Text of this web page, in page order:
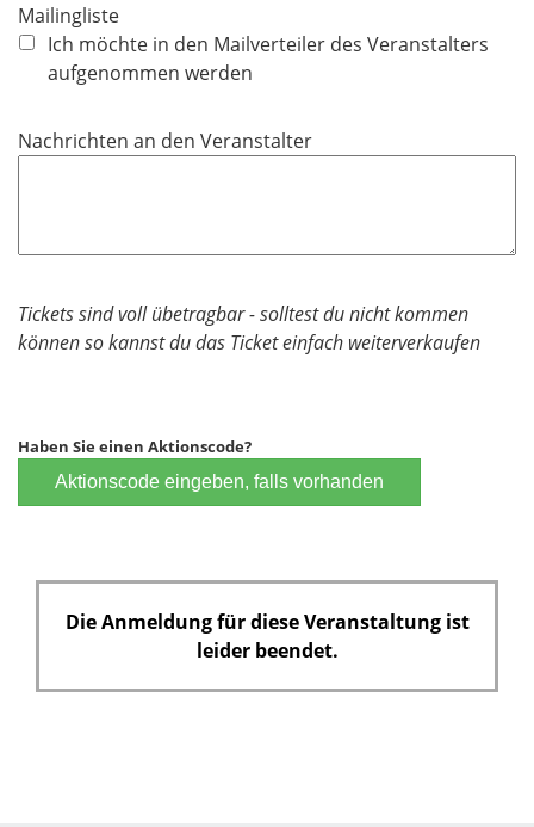
Mailingliste
Ich möchte in den Mailverteiler des Veranstalters
aufgenommen werden
Nachrichten an den Veranstalter
Tickets sind voll übetragbar - solltest du nicht kommen
können so kannst du das Ticket einfach weiterverkaufen
Haben Sie einen Aktionscode?
Aktionscode eingeben, falls vorhanden
Die Anmeldung für diese Veranstaltung ist
leider beendet.